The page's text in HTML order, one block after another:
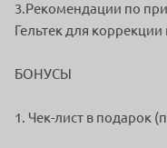
3.Рекомендации по
Гельтек для
БОНУСЫ
1. Чек-лист в подарок